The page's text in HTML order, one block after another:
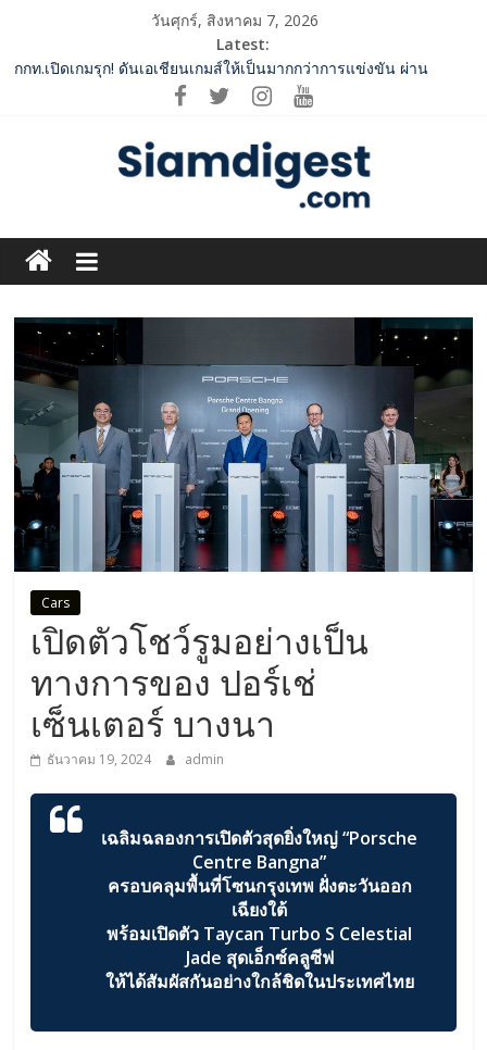
content
วันศุกร์, สิงหาคม 7, 2026
Latest:
ททท. จับมือ TransNusa Airline – Traveloka ยกระดับการเชื่อมโยง
ไทย–อินโดนีเซีย ดันไทยสู่จุดหมายปลายทางคุณภาพ เชื่อม Asean
กกท.เปิดเกมรุก! ดันเอเชียนเกมส์ให้เป็นมากกว่าการแข่งขัน ผ่าน
แคมเปญระดับชาติ
ปฏิรูปภาษีบุหรี่ต้องถึงจุดเปลี่ยน สมาคมการค้ายาสูบไทย หนุน
โครงสร้างอัตราเดียว ลดบิดเบือนตลาด เพิ่มประสิทธิภาพจัดเก็บรายได้
2 ค่ายเพลงชื่อดัง “A BEAR DAY – Rising Entertainment” ผนึกกำลัง
ครั้งสำคัญ ส่งศิลปิน “เบสท์ – เบลล์” ปล่อยซิงเกิ้ลพิเศษ เอาใจคนอิน
เลิฟ
Navigator” ชูยุทธศาสตร์ “แหล่งทุนคู่องค์ความรู้” ติดปีก SME อาหาร
ไทยแข่งขันได้ในเวทีโลก
Siam
Digest.com
ฺีBusiness
&
Variety
Cars
เปิดตัวโชว์รูมอย่างเป็น
ทางการของ ปอร์เช่
เซ็นเตอร์ บางนา
ธันวาคม 19, 2024 admin
เฉลิมฉลองการเปิดตัวสุดยิ่งใหญ่“Porsche
Centre Bangna”
ครอบคลุมพื้นที่โซนกรุงเทพ ฝั่งตะวันออก
เฉียงใต้
พร้อมเปิดตัว Taycan Turbo S Celestial
Jade สุดเอ็กซ์คลูซีฟ
ให้ได้สัมผัสกันอย่างใกล้ชิดในประเทศไทย